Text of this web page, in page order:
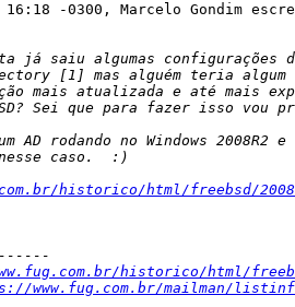
16:18 -0300, Marcelo Gondim
historico/html/freebsd/2008-
historico/html/
www.fug.com.br/mailman/